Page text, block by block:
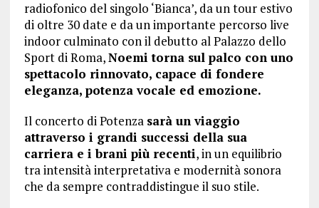
radiofonico del singolo ‘Bianca’, da un tour estivo
di oltre 30 date e da un importante percorso live
indoor culminato con il debutto al Palazzo dello
Sport di Roma,Noemi torna sul palco con uno
spettacolo rinnovato, capace di fondere
eleganza, potenza vocale ed emozione.
Il concerto di Potenza sarà un viaggio
attraverso i grandi successi della sua
carriera e i brani più recenti, in un equilibrio
tra intensità interpretativa e modernità sonora
che da sempre contraddistingue il suo stile.